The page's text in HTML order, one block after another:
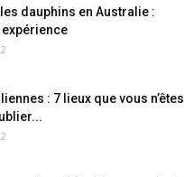
dauphins en Australie :
expérience
: 7 lieux que vous n’êtes